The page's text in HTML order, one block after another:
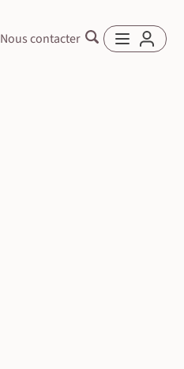
Nous contacter